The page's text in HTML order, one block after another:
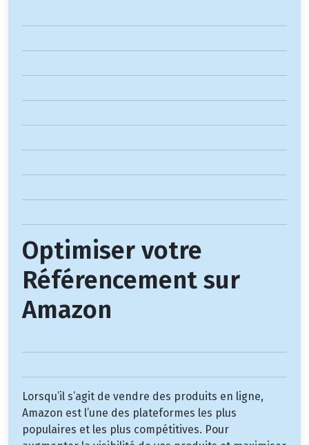
Optimiser votre
Référencement sur
Amazon
Lorsqu’il s’agit de vendre des produits en ligne,
Amazon est l’une des plateformes les plus
populaires et les plus compétitives. Pour